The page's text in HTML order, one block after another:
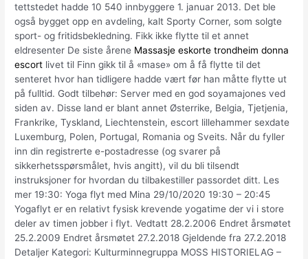
tettstedet hadde 10 540 innbyggere 1. januar 2013. Det ble
også bygget opp en avdeling, kalt Sporty Corner, som solgte
sport- og fritidsbekledning. Fikk ikke flytte til et annet
eldresenter De siste årene Massasje eskorte trondheim donna
escort livet til Finn gikk til å «mase» om å få flytte til det
senteret hvor han tidligere hadde vært før han måtte flytte ut
på fulltid. Godt tilbehør: Server med en god soyamajones ved
siden av. Disse land er blant annet Østerrike, Belgia, Tjetjenia,
Frankrike, Tyskland, Liechtenstein, escort lillehammer sexdate
Luxemburg, Polen, Portugal, Romania og Sveits. Når du fyller
inn din registrerte e-postadresse (og svarer på
sikkerhetsspørsmålet, hvis angitt), vil du bli tilsendt
instruksjoner for hvordan du tilbakestiller passordet ditt. Les
mer 19:30: Yoga flyt med Mina 29/10/2020 19:30 – 20:45
Yogaflyt er en relativt fysisk krevende yogatime der vi i store
deler av timen jobber i flyt. Vedtatt 28.2.2006 Endret årsmøtet
25.2.2009 Endret årsmøtet 27.2.2018 Gjeldende fra 27.2.2018
Detaljer Kategori: Kulturminnegruppa MOSS HISTORIELAG –